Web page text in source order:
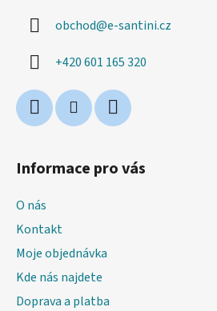
obchod@e-santini.cz
+420 601 165 320
Informace pro vás
O nás
Kontakt
Moje objednávka
Kde nás najdete
Doprava a platba